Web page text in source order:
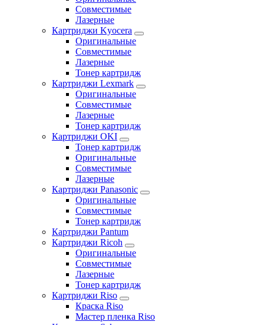
Совместимые
Лазерные
Картриджи Kyocera
Оригинальные
Совместимые
Лазерные
Тонер картридж
Картриджи Lexmark
Оригинальные
Совместимые
Лазерные
Тонер картридж
Картриджи OKI
Тонер картридж
Оригинальные
Совместимые
Лазерные
Картриджи Panasonic
Оригинальные
Совместимые
Тонер картридж
Картриджи Pantum
Картриджи Ricoh
Оригинальные
Совместимые
Лазерные
Тонер картридж
Картриджи Riso
Краска Riso
Мастер пленка Riso